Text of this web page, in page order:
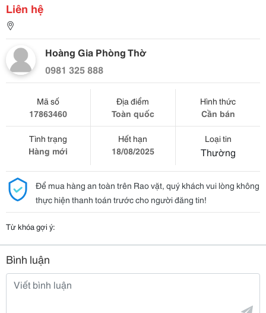
Liên hệ
Hoàng Gia Phòng Thờ
0981 325 888
Mã số
17863460
Địa điểm
Toàn quốc
Hình thức
Cần bán
Tình trạng
Hàng mới
Hết hạn
18/08/2025
Loại tin
Thường
Để mua hàng an toàn trên Rao vặt, quý khách vui lòng không
thực hiện thanh toán trước cho người đăng tin!
Từ khóa gợi ý:
Bình luận